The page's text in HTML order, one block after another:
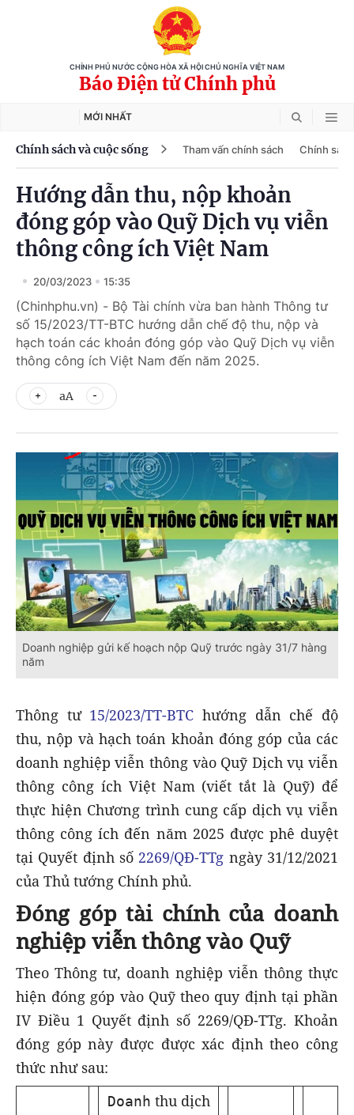
CHÍNH PHỦ NƯỚC CỘNG HÒA XÃ HỘI CHỦ NGHĨA VIỆT NAM
Báo Điện tử Chính phủ
MỚI NHẤT
Chính sách và cuộc sống Tham vấn chính sách Chính
Hướng dẫn thu, nộp khoản
đóng góp vào Quỹ Dịch vụ viễn
thông công ích Việt Nam
20/03/2023 15:35
(Chinhphu.vn) - Bộ Tài chính vừa ban hành Thông tư
số 15/2023/TT-BTC hướng dẫn chế độ thu, nộp và
hạch toán các khoản đóng góp vào Quỹ Dịch vụ viễn
thông công ích Việt Nam đến năm 2025.
aA
Doanh nghiệp gửi kế hoạch nộp Quỹ trước ngày 31/7 hàng
năm
Thông tư 15/2023/TT-BTC hướng dẫn chế độ
thu, nộp và hạch toán khoản đóng góp của các
doanh nghiệp viễn thông vào Quỹ Dịch vụ viễn
thông công ích Việt Nam (viết tắt là Quỹ) để
thực hiện Chương trình cung cấp dịch vụ viễn
thông công ích đến năm 2025 được phê duyệt
tại Quyết định số 2269/QĐ-TTg ngày 31/12/2021
của Thủ tướng Chính phủ.
Đóng góp tài chính của doanh
nghiệp viễn thông vào Quỹ
Theo Thông tư, doanh nghiệp viễn thông thực
hiện đóng góp vào Quỹ theo quy định tại phần
IV Điều 1 Quyết định số 2269/QĐ-TTg. Khoản
đóng góp này được được xác định theo công
thức như sau:
Doanh thu dịch